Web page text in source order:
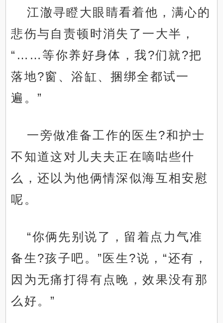
江澈寻瞪大眼睛看着他，满心的
悲伤与自责顿时消失了一大半，
“……等你养好身体，我?们就?把
落地?窗、浴缸、捆绑全都试一
遍。”
一旁做准备工作的医生?和护士
不知道这对儿夫夫正在嘀咕些什
么，还以为他俩情深似海互相安慰
呢。
“你俩先别说了，留着点力气准
备生?孩子吧。”医生?说，“还有，
因为无痛打得有点晚，效果没有那
么好。”